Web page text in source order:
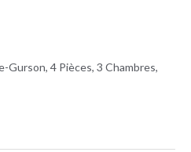
4 Pièces, 3 Chambres,